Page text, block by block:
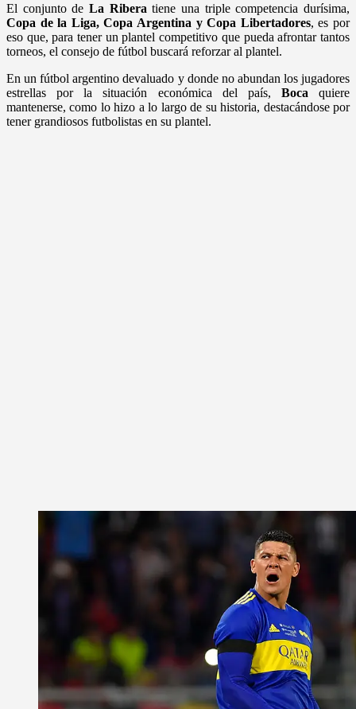
El conjunto de La Ribera tiene una triple competencia durísima,
Copa de la Liga, Copa Argentina y Copa Libertadores, es por
eso que, para tener un plantel competitivo que pueda afrontar tantos
torneos, el consejo de fútbol buscará reforzar al plantel.
En un fútbol argentino devaluado y donde no abundan los jugadores
estrellas por la situación económica del país, Boca quiere
mantenerse, como lo hizo a lo largo de su historia, destacándose por
tener grandiosos futbolistas en su plantel.